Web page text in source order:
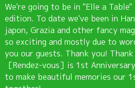
We're going to be in "Elle a
edition. To date we've been in
japon, Grazia and other fancy
so exciting and mostly due to
you our guests. Thank you!
［Rendez-vous］is 1st
to make beautiful memories our